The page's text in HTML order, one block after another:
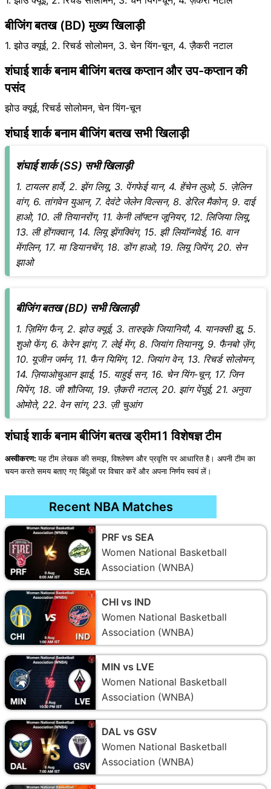
बीजिंग बतख (BD) मुख्य खिलाड़ी
1. झोउ क्यूई, 2. रिचर्ड सोलोमन, 3. चेन यिंग-चून, 4. ज़ैकरी नटाल
शंघाई शार्क बनाम बीजिंग बतख कप्तान और उप-कप्तान की
पसंद
झोउ क्यूई, रिचर्ड सोलोमन, चेन यिंग-चून
शंघाई शार्क बनाम बीजिंग बतख सभी खिलाड़ी
शंघाई शार्क (SS) सभी खिलाड़ी
1. टायलर हार्वे, 2. झेंग लियू, 3. पेंगफेई यान, 4. हेंचेन लुओ, 5. ज़ेलिन
वांग, 6. तांगवेन युआन, 7. देवंटे जेलेन विल्सन, 8. डेरिल मैकोन, 9. दाई
हाओ, 10. ली तियानरोंग, 11. केनी लॉफ्टन जूनियर, 12. लिजिया लियू,
13. ली होंगक्वान, 14. लियू झेंगक्विंग, 15. झी लियॉन्गवेई, 16. वान
मेंगलिन, 17. मा डियानचेंग, 18. डोंग हाओ, 19. लियू जिपेंग, 20. सेन
झाओ
बीजिंग बतख (BD) सभी खिलाड़ी
1. ज़िमिंग फैन, 2. झोउ क्यूई, 3. तारुइके जियानियौ, 4. यानक्सी झू, 5.
शुओ फेंग, 6. केरेन झांग, 7. लेई मेंग, 8. जियांग तियानयु, 9. फैनबो ज़ेंग,
10. यूजीन जर्मन, 11. फैन यिमिंग, 12. जियांग वेन, 13. रिचर्ड सोलोमन,
14. ज़ियाओचुआन झाई, 15. याहुई सन, 16. चेन यिंग-चून, 17. जिन
यिपेंग, 18. जी शौजिया, 19. ज़ैकरी नटाल, 20. झांग पेंघुई, 21. अनुवा
ओमोते, 22. वेन सांग, 23. ज़ी चुआंग
शंघाई शार्क बनाम बीजिंग बतख ड्रीम11 विशेषज्ञ टीम
अस्वीकरण:यह टीम लेखक की समझ, विश्लेषण और प्रवृत्ति पर आधारित है। अपनी टीम का
चयन करते समय बताए गए बिंदुओं पर विचार करें और अपना निर्णय स्वयं लें।
Recent NBA Matches
PRF vs SEA
Women National Basketball
Association (WNBA)
CHI vs IND
Women National Basketball
Association (WNBA)
MIN vs LVE
Women National Basketball
Association (WNBA)
DAL vs GSV
Women National Basketball
Association (WNBA)